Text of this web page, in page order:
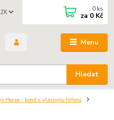
Menu
Hledat
0 ks
za 0 Kč
Horse - koně s vlasovou hřívou